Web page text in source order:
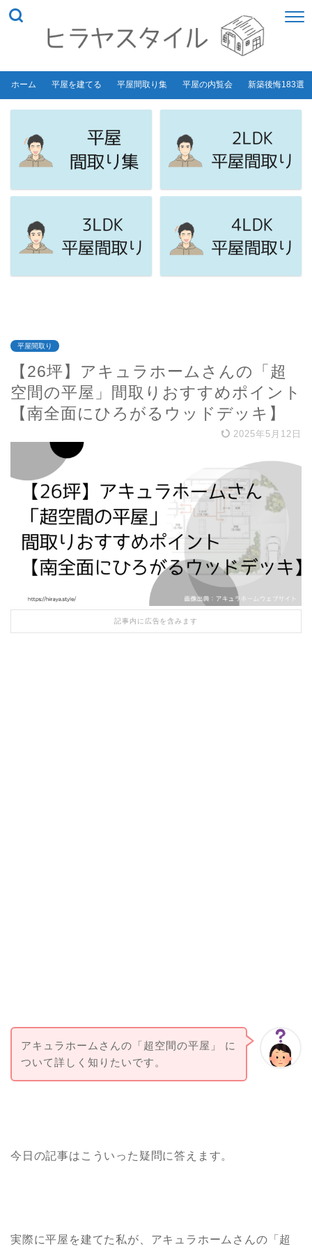
ホーム 平屋を建てる 平屋間取り集 平屋の内覧会 新築後悔183選
平屋間取り
【26坪】アキュラホームさんの「超
空間の平屋」間取りおすすめポイント
【南全面にひろがるウッドデッキ】
2025年5月12日
記事内に広告を含みます
アキュラホームさんの「超空間の平屋」 に
ついて詳しく知りたいです。
今日の記事はこういった疑問に答えます。
実際に平屋を建てた私が、アキュラホームさんの「超